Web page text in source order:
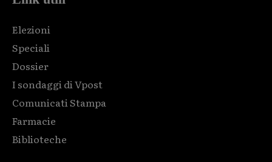
Elezioni
Speciali
Dossier
I sondaggi di Vpost
Comunicati Stampa
Farmacie
Biblioteche